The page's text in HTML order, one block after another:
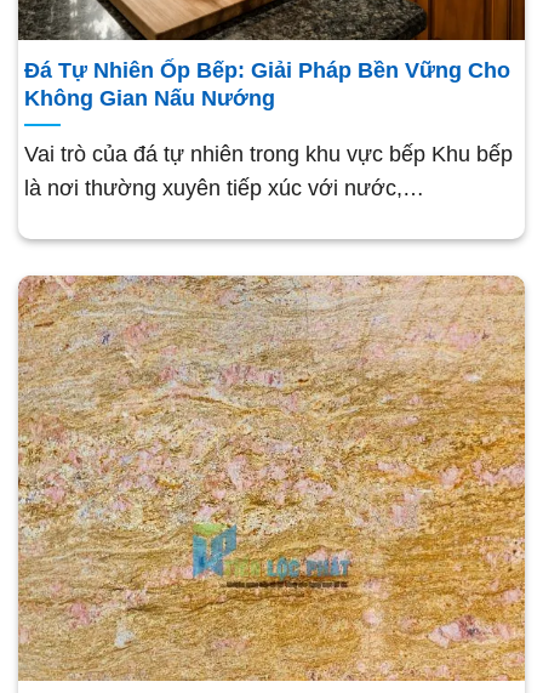
Đá Tự Nhiên Ốp Bếp: Giải Pháp Bền Vững Cho
Không Gian Nấu Nướng
Vai trò của đá tự nhiên trong khu vực bếp Khu bếp
là nơi thường xuyên tiếp xúc với nước,…